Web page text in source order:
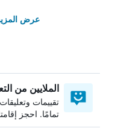
عرض
الملايين من
تقييمات
تمامًا. احجز